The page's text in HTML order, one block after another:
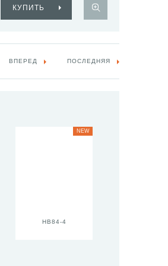
КУПИТЬ
ВПЕРЕД ПОСЛЕДНЯЯ
HB84-4
NEW